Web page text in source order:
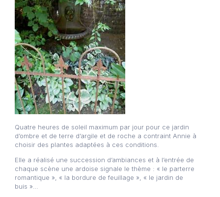
Quatre heures de soleil maximum par jour pour ce jardin
d’ombre et de terre d’argile et de roche a contraint Annie à
choisir des plantes adaptées à ces conditions.
Elle a réalisé une succession d’ambiances et à l’entrée de
chaque scène une ardoise signale le thème : « le parterre
romantique », « la bordure de feuillage », « le jardin de
buis »…